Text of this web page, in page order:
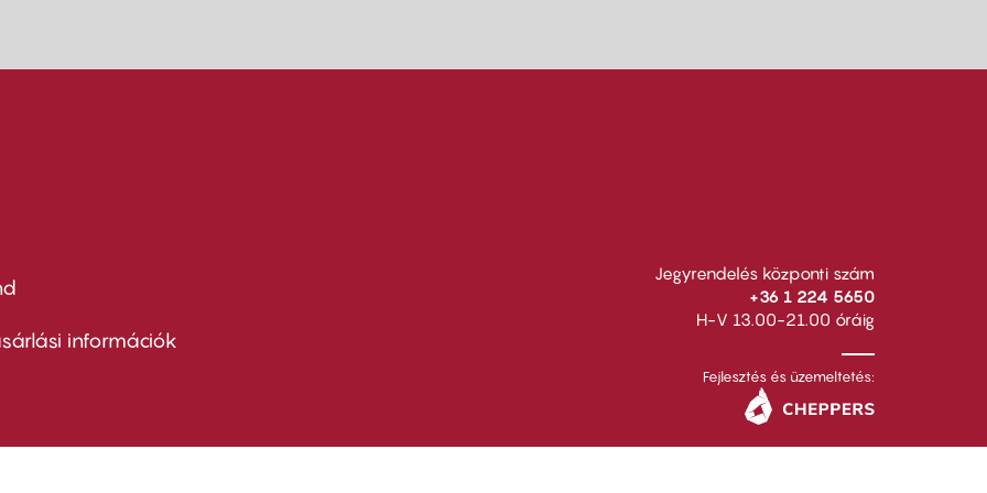
információk
Jegyrendelés központi szám
+36 1 224 5650
H-V 13.00-21.00 óráig
Fejlesztés és üzemeltetés: